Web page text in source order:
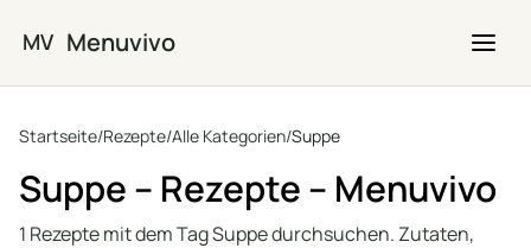
MV Menuvivo
Startseite/Rezepte/Alle Kategorien/Suppe
Suppe – Rezepte – Menuvivo
1 Rezepte mit dem Tag Suppe durchsuchen. Zutaten,